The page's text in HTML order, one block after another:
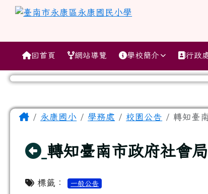
跳至主內容區
臺南市永康區永康國民
導覽列
回首頁 網站導覽 學校簡介 行政
主內容區域
Home永康國小 學務處 校園公告 轉知臺
回上頁
轉知臺南市政府社會
標籤： 一般公告
頁尾區域